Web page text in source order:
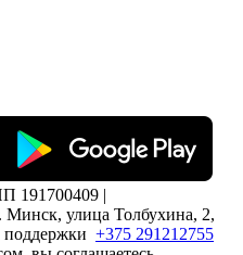
191700409 |
Минск, улица Толбухина, 2,
+375 291212755